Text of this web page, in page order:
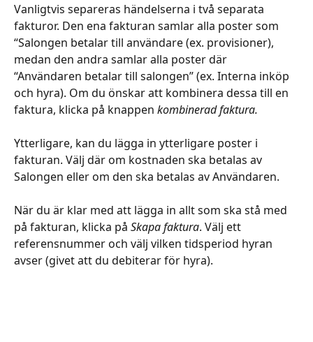
Vanligtvis separeras händelserna i två separata
fakturor. Den ena fakturan samlar alla poster som
“Salongen betalar till användare (ex. provisioner),
medan den andra samlar alla poster där
“Användaren betalar till salongen” (ex. Interna inköp
och hyra). Om du önskar att kombinera dessa till en
faktura, klicka på knappen kombinerad faktura.
Ytterligare, kan du lägga in ytterligare poster i
fakturan. Välj där om kostnaden ska betalas av
Salongen eller om den ska betalas av Användaren.
När du är klar med att lägga in allt som ska stå med
på fakturan, klicka på Skapa faktura. Välj ett
referensnummer och välj vilken tidsperiod hyran
avser (givet att du debiterar för hyra).